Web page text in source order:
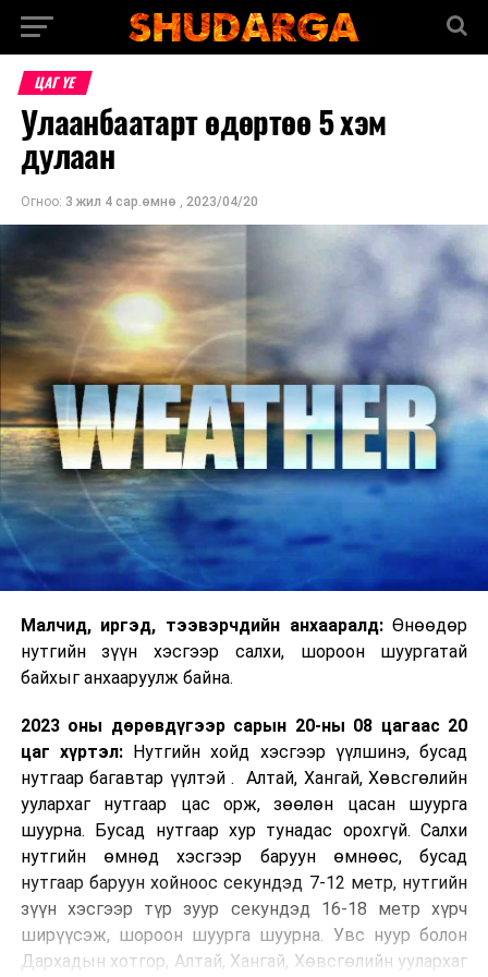
ЦАГ ҮЕ
Улаанбаатарт өдөртөө 5 хэм
дулаан
Огноо: 3 жил 4 сар.өмнө , 2023/04/20
Малчид, иргэд, тээвэрчдийн анхааралд:Өнөөдөр
нутгийн зүүн хэсгээр салхи, шороон шуургатай
байхыг анхааруулж байна.
2023 оны дөрөвдүгээр сарын 20-ны 08 цагаас 20
цаг хүртэл:Нутгийн хойд хэсгээр үүлшинэ, бусад
нутгаар багавтар үүлтэй . Алтай, Хангай, Хөвсгөлийн
уулархаг нутгаар цас орж, зөөлөн цасан шуурга
шуурна. Бусад нутгаар хур тунадас орохгүй. Салхи
нутгийн өмнөд хэсгээр баруун өмнөөс, бусад
нутгаар баруун хойноос секундэд 7-12 метр, нутгийн
зүүн хэсгээр түр зуур секундэд 16-18 метр хүрч
ширүүсэж, шороон шуурга шуурна. Увс нуур болон
Дархадын хотгор, Алтай, Хангай, Хөвсгөлийн уулархаг